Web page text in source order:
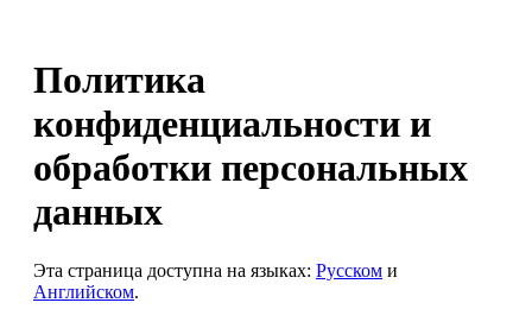
Политика
конфиденциальности и
обработки персональных
данных
Эта страница доступна на языках: Русском и
Английском.